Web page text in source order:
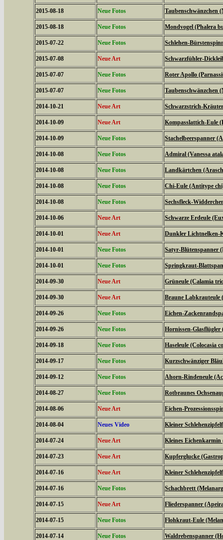
2015-08-18 Neue Fotos Taubenschwänzchen
2015-08-18 Neue Fotos Mondvogel (Phalera
2015-07-22 Neue Fotos Schlehen-
2015-07-08 Neue Art Schwarzfühler-
2015-07-07 Neue Fotos Roter Apollo
2015-07-07 Neue Fotos Taubenschwänzchen
2014-10-21 Neue Art Schwarzstrich-
2014-10-09 Neue Art Kompasslattich-Eule
2014-10-09 Neue Fotos Stachelbeerspanner
2014-10-08 Neue Fotos Admiral (Vanessa
2014-10-08 Neue Fotos Landkärtchen
2014-10-08 Neue Fotos Chi-Eule (Antitype
2014-10-08 Neue Fotos Sechsfleck-
2014-10-06 Neue Art Schwarze Erdeule
2014-10-01 Neue Art Dunkler Lichtnelken-
2014-10-01 Neue Fotos Satyr-Blütenspanner
2014-10-01 Neue Fotos Springkraut-
2014-09-30 Neue Art Grüneule (Calamia
2014-09-30 Neue Art Braune Labkrauteule
2014-09-26 Neue Fotos Eichen-
2014-09-26 Neue Fotos Hornissen-Glasflügler
2014-09-18 Neue Fotos Haseleule (Colocasia
2014-09-17 Neue Fotos Kurzschwänziger
2014-09-12 Neue Fotos Ahorn-Rindeneule
2014-08-27 Neue Fotos Rotbraunes
2014-08-06 Neue Art Eichen-
2014-08-04 Neues Video Kleiner
2014-07-24 Neue Art Kleines Eichenkarmin
2014-07-23 Neue Art Kupferglucke
2014-07-16 Neue Art Kleiner
2014-07-16 Neue Fotos Schachbrett
2014-07-15 Neue Art Fliederspanner
2014-07-15 Neue Fotos Flohkraut-Eule
2014-07-14 Neue Fotos Waldrebenspanner